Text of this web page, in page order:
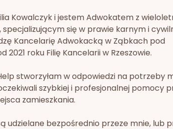
Kowalczyk i jestem Adwokatem z
specjalizującym się w prawie karnym i
Kancelarię Adwokacką w Ząbkach pod
2021 roku Filię Kancelarii w Rzeszowie.
stworzyłam w odpowiedzi na potrzeby
szybkiej i profesjonalnej pomocy
zamieszkania.
udzielane bezpośrednio przeze mnie, lub